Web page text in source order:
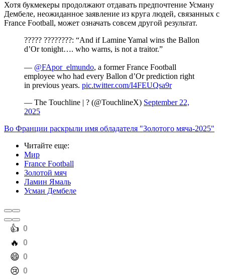
Хотя букмекеры продолжают отдавать предпочтение Усману
Дембеле, неожиданное заявление из круга людей, связанных с
France Football, может означать совсем другой результат.
????? ????????: “And if Lamine Yamal wins the Ballon
d’Or tonight…. who warns, is not a traitor.”
— @FApor_elmundo, a former France Football
employee who had every Ballon d’Or prediction right
in previous years. pic.twitter.com/I4FEUQsa9r
— The Touchline | ? (@TouchlineX) September 22,
2025
Во Франции раскрыли имя обладателя "Золотого мяча-2025"
Читайте еще:
Мир
France Football
Золотой мяч
Ламин Ямаль
Усман Дембеле
️👍 0
️🔥 0
️😄 0
️😢 0